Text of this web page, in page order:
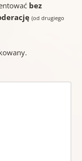
bez
(od drugiego